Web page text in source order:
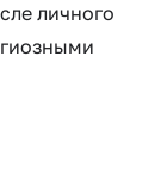
личного